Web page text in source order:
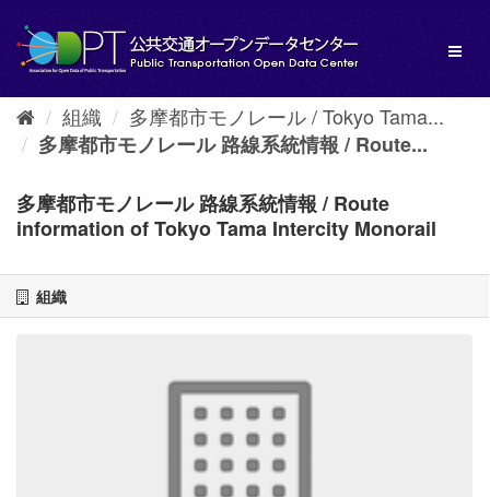
し
組織
多摩都市モノレール / Tokyo Tama...
多摩都市モノレール 路線系統情報 / Route...
多摩都市モノレール 路線系統情報 / Route
information of Tokyo Tama Intercity Monorail
組織